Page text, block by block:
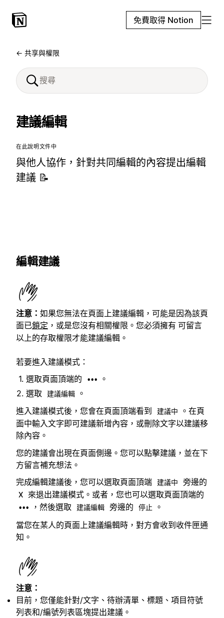
免費取得 Notion
← 共享與權限
建議編輯
在此說明文件中
與他人協作，針對共同編輯的內容提出編輯
建議 📝
編輯建議
注意： 如果您無法在頁面上建議編輯，可能是因為該頁
面已鎖定 ，或是您沒有相關權限。您必須擁有 可留言
以上的存取權限才能建議編輯。
若要進入建議模式：
選取頁面頂端的
•••
。
選取
建議編輯 。
進入建議模式後，您會在頁面頂端看到
建議中
。在頁
面中輸入文字即可建議新增內容，或刪除文字以建議移
除內容。
您的建議會出現在頁面側邊。您可以點擊建議，並在下
方留言補充想法。
完成編輯建議後，您可以選取頁面頂端 建議中 旁邊的
X 來退出建議模式。或者，您也可以選取頁面頂端的
••• ，然後選取 建議編輯 旁邊的 停止
。
當您在某人的頁面上建議編輯時，對方會收到收件匣通
知。
注意：
目前，您僅能針對/文字、待辦清單、標題、項目符號
列表和/編號列表區塊提出建議。